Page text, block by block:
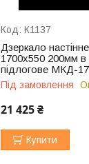
К1137
Дзеркало
1700х550 200мм в
підлогове МКД-
Під замовлення
21 425 ₴
Купити